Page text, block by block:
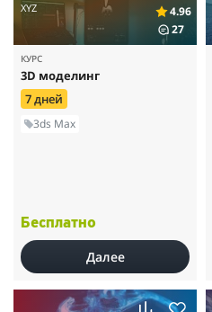
XYZ
4.96
27
КУРС
3D моделинг
7 дней
3ds Max
Бесплатно
Далее